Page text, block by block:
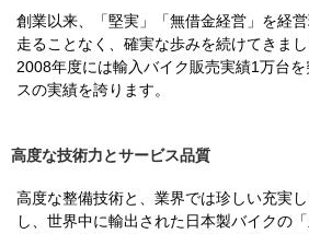
創業以来、「堅実」「無借金経営」を経
走ることなく、確実な歩みを続けてきまし
2008年度には輸入バイク販売実績1万台
スの実績を誇ります。
高度な技術力とサービス品質
高度な整備技術と、業界では珍しい充実
し、世界中に輸出された日本製バイクの「